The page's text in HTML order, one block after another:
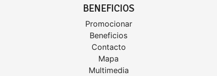
BENEFICIOS
Promocionar
Beneficios
Contacto
Mapa
Multimedia